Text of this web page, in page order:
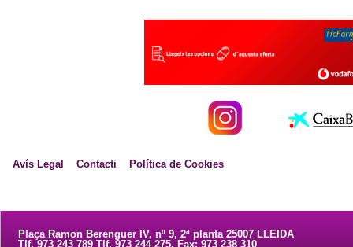
Avís Legal Contacti Política de Cookies
Plaça Ramon Berenguer IV, nº 9, 2ª planta 25007 LLEIDA
Tlf. 973 243 789 Tlf. 973 244 275. Fax: 973 238 310